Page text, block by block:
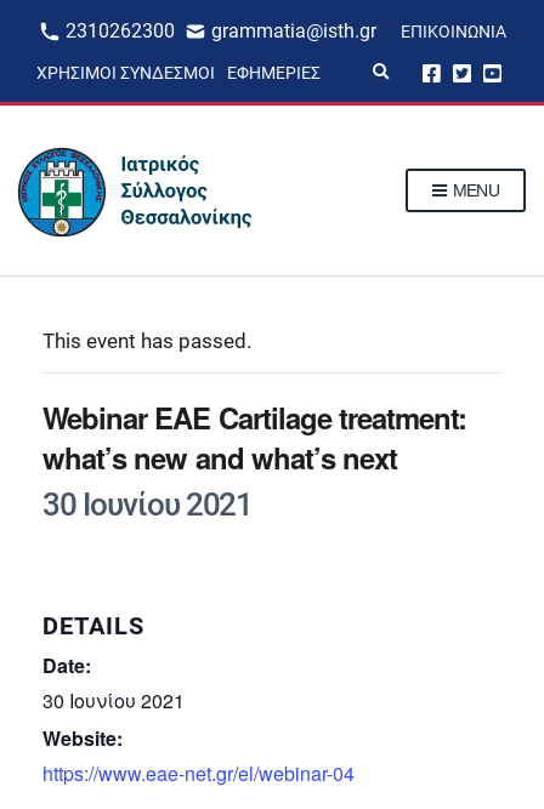
2310262300 grammatia@isth.gr ΕΠΙΚΟΙΝΩΝΊΑ
ΧΡΉΣΙΜΟΙ ΣΎΝΔΕΣΜΟΙ ΕΦΗΜΕΡΊΕΣ
p
MENU
This event has passed.
Webinar ΕΑΕ Cartilage treatment:
what’s new and what’s next
30 Ιουνίου 2021
DETAILS
Date:
30 Ιουνίου 2021
Website:
https://www.eae-net.gr/el/webinar-04